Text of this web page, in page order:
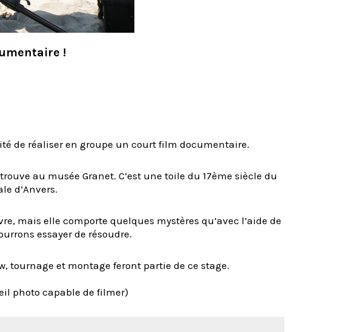
!
de réaliser en groupe un court film documentaire.
au musée Granet. C’est une toile du 17ème siècle du
d’Anvers.
mais elle comporte quelques mystères qu’avec l’aide de
essayer de résoudre.
tournage et montage feront partie de ce stage.
photo capable de filmer)